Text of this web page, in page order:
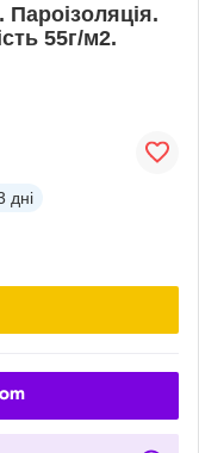
55г/м2.
дні